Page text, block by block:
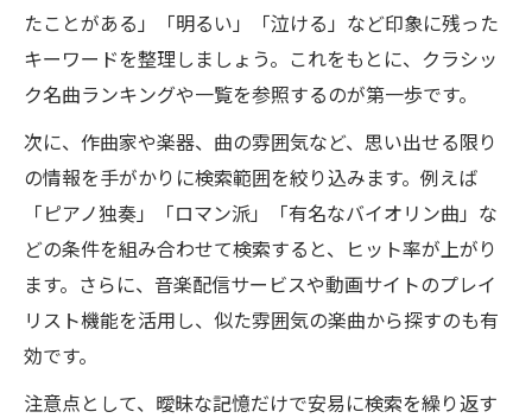
たことがある」「明るい」「泣ける」など印象に残った
キーワードを整理しましょう。これをもとに、クラシッ
ク名曲ランキングや一覧を参照するのが第一歩です。
次に、作曲家や楽器、曲の雰囲気など、思い出せる限り
の情報を手がかりに検索範囲を絞り込みます。例えば
「ピアノ独奏」「ロマン派」「有名なバイオリン曲」な
どの条件を組み合わせて検索すると、ヒット率が上がり
ます。さらに、音楽配信サービスや動画サイトのプレイ
リスト機能を活用し、似た雰囲気の楽曲から探すのも有
効です。
注意点として、曖昧な記憶だけで安易に検索を繰り返す